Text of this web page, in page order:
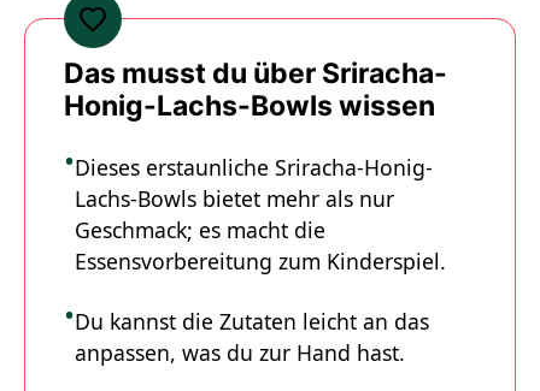
Das musst du über Sriracha-
Honig-Lachs-Bowls wissen
Dieses erstaunliche Sriracha-Honig-
Lachs-Bowls bietet mehr als nur
Geschmack; es macht die
Essensvorbereitung zum Kinderspiel.
Du kannst die Zutaten leicht an das
anpassen, was du zur Hand hast.